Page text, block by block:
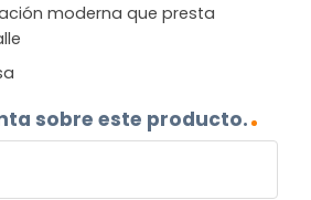
moderna que presta
sobre este producto.